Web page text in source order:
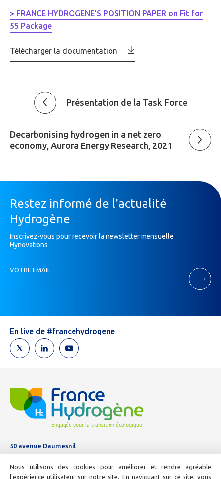
> FRANCE HYDROGENE’S POSITION PAPER on Fit for
55 Package
Télécharger la documentation
Présentation de la Task Force
Decarbonising hydrogen in a net zero
economy, Aurora Energy Research, 2021
Restez informé de l'actualité
Hydrogène
Inscrivez-vous pour recevoir la newsletter mensuelle
Hynovations
Newsletter
VOTRE EMAIL
Si
un
humain,
ne
remplissez
pas
En live de #francehydrogene
50 avenue Daumesnil
01 44 11 10 04
E-mail :
info@france-hydrogene.org
Nous utilisons des cookies pour améliorer et rendre agréable
l'expérience utilisateur sur notre site. En naviguant sur ce site, vous